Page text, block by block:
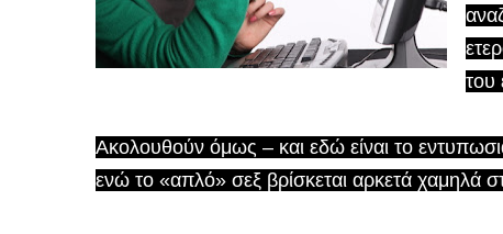
του
Ακολουθούν όμως – και εδώ είναι το
ενώ το «απλό» σεξ βρίσκεται αρκετά χαμηλά